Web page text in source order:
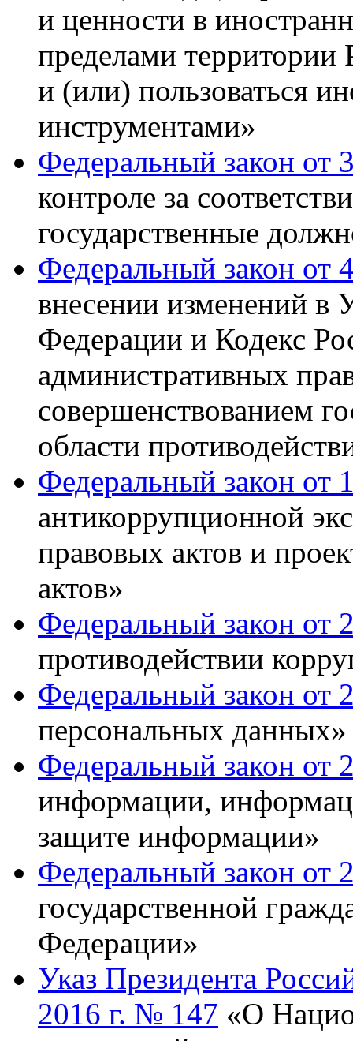
и ценности в
пределами территории
и (или) пользоваться
инструментами»
Федеральный закон от
контроле за
государственные
Федеральный закон
внесении изменений в
Федерации и Кодекс
административных
совершенствованием
области
Федеральный закон
антикоррупционной
правовых актов и
актов»
Федеральный закон от
противодействии
Федеральный закон
персональных данных»
Федеральный закон
информации,
защите информации»
Федеральный закон
государственной
Федерации»
Указ Президента
2016 г. № 147 «О